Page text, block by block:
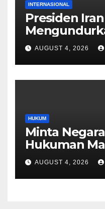
INTERNASIONAL
Presiden
AUGUST 4, 2026
HUKUM
Minta
Hukuman
MUI: Ini
AUGUST 4, 2026